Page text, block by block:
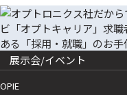
展示会/イベント
OPIE